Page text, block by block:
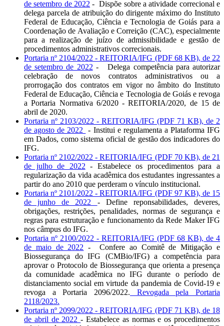
de setembro de 2022 - Dispõe sobre a atividade correcional e
delega parcela de atribuição do dirigente máximo do Instituto
Federal de Educação, Ciência e Tecnologia de Goiás para a
Coordenação de Avaliação e Correição (CAC), especialmente
para a realização de juízo de admissibilidade e gestão de
procedimentos administrativos correcionais.
Portaria nº 2104/2022 - REITORIA/IFG (PDF 68 KB), de 22
de setembro de 2022 -Delega competência para autorizar
celebração de novos contratos administrativos ou a
prorrogação dos contratos em vigor no âmbito do Instituto
Federal de Educação, Ciência e Tecnologia de Goiás e revoga
a Portaria Normativa 6/2020 - REITORIA/2020, de 15 de
abril de 2020.
Portaria nº 2103/2022 - REITORIA/IFG (PDF 71 KB), de 2
de agosto de 2022
- Institui e regulamenta a Plataforma IFG
em Dados, como sistema oficial de gestão dos indicadores do
IFG.
Portaria nº 2102/2022 - REITORIA/IFG (PDF 70 KB), de 21
de julho de 2022 - Estabelece os procedimentos para a
regularização da vida acadêmica dos estudantes ingressantes a
partir do ano 2010 que perderam o vínculo institucional.
Portaria nº 2101/2022 - REITORIA/IFG (PDF 97 KB), de 15
de junho de 2022 - Define reponsabilidades, deveres,
obrigações, restrições, penalidades, normas de segurança e
regras para estruturação e funcionamento da Rede Maker IFG
nos câmpus do IFG.
Portaria nº 2100/2022 - REITORIA/IFG (PDF 68 KB), de 4
de maio de 2022 - Confere ao Comitê de Mitigação e
Biossegurança do IFG (CMBio/IFG) a competência para
aprovar o Protocolo de Biossegurança que orienta a presença
da comunidade acadêmica no IFG durante o período de
distanciamento social em virtude da pandemia de Covid-19 e
revoga a Portaria 2096/2022. Revogada pela Portaria
2118/2023.
Portaria nº 2099/2022 - REITORIA/IFG (PDF 71 KB), de 18
de abril de 2022- Estabelece as normas e os procedimentos